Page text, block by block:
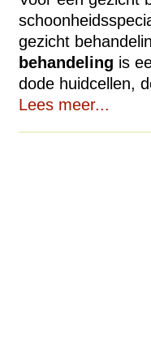
gezicht
behandeling is
dode huidcellen,
Lees meer...